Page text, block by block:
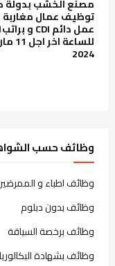
مصنع الخشب بدولة
توظيف عمال
للساعة
2024
وظائف حسب
وظائف اطباء و
وظائف بدون دبلوم
وظائف برخصة السياقة
وظائف بشهادة البكالوريا